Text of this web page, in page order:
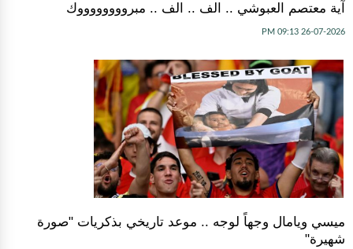
آية معتصم العبوشي .. الف .. الف .. مبرووووووووك
26-07-2026 09:13 PM
ميسي ويامال وجهاً لوجه .. موعد تاريخي بذكريات "صورة
شهيرة"